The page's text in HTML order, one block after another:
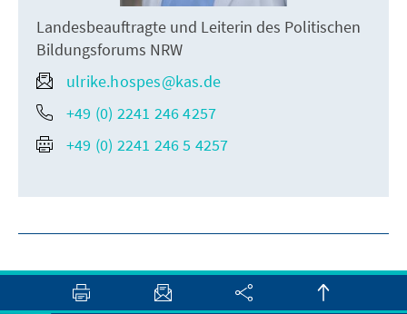
Landesbeauftragte und Leiterin des Politischen
Bildungsforums NRW
ulrike.hospes@kas.de
+49 (0) 2241 246 4257
+49 (0) 2241 246 5 4257